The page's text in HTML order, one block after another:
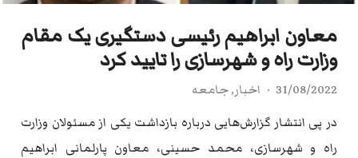
معاون ابراهیم رئیسی دستگیری یک مقام
وزارت راه و شهرسازی را تایید کرد
31/08/2022 اخبار,جامعه
در پی انتشار گزارش‌هایی درباره بازداشت یکی از مسئولان وزارت
راه و شهرسازی، محمد حسینی، معاون پارلمانی ابراهیم